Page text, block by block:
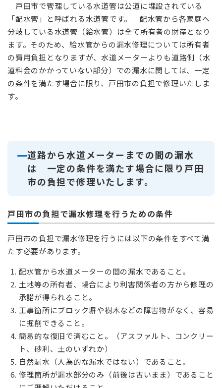
​ 戸田市で管理している水道管は公道に埋設されている
「配水管」と呼ばれる水道管です。 配水管から各家庭へ
分岐している水道管（給水管）は全て所有者の財産となり
ます。そのため、給水管からの漏水修理については所有者
の費用負担となりますが、水道メーターよりも道路側（水
道料金のかかっていない部分）での漏水に関しては、一定
の条件を満たす場合に限り、戸田市の負担で修理いたしま
す。
道路から水道メーターまでの間の漏水
は 一定の条件を満たす場合に限り戸田
市の負担で修理いたします。
戸田市の負担で漏水修理を行うための条件
戸田市の負担で漏水修理を行うには以下の条件をすべて満
たす必要があります。
配水管から水道メーターの間の漏水であること。
土地等の所有者、場合により利害関係者の方から修理の
承諾が得られること。
工事箇所にブロック塀や樹木などの障害物がなく、容易
に掘削できること。
簡易的な復旧で済むこと。（アスファルト、コンクリー
ト、砂利、土のいずれか）
自然漏水（人為的な漏水ではない）であること。
修理箇所が漏水部分のみ（前後は古いまま）であること